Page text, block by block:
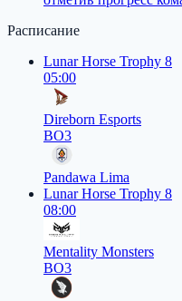
Расписание
Lunar Horse Trophy 8
05:00
Direborn Esports
BO3
Pandawa Lima
Lunar Horse Trophy 8
08:00
Mentality Monsters
BO3